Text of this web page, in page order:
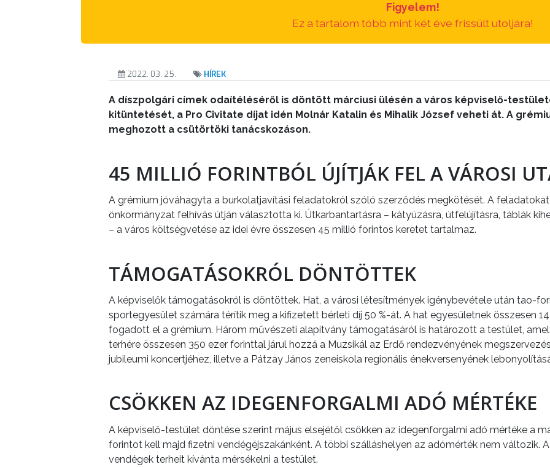
Figyelem!
Ez a tartalom több mint két éve frissült utoljára!
2022. 03. 25. HÍREK
A díszpolgári címek odaítéléséről is döntött márciusi ülésén a város képviselő-
kitüntetését, a Pro Civitate díjat idén Molnár Katalin és Mihalik József veheti át. A
meghozott a csütörtöki tanácskozáson.
45 MILLIÓ FORINTBÓL ÚJÍTJÁK FEL A VÁROSI
A grémium jóváhagyta a burkolatjavítási feladatokról szóló szerződés megkötését. A
önkormányzat felhívás útján választotta ki. Útkarbantartásra – kátyúzásra, útfelújításra, táblák
– a város költségvetése az idei évre összesen 45 millió forintos keretet tartalmaz.
TÁMOGATÁSOKRÓL DÖNTÖTTEK
A képviselők támogatásokról is döntöttek. Hat, a városi létesítmények igénybevétele után tao-
sportegyesület számára térítik meg a kifizetett bérleti díj 50 %-át. A hat egyesületnek összesen
fogadott el a grémium. Három művészeti alapítvány támogatásáról is határozott a testület,
terhére összesen 350 ezer forinttal járul hozzá a Muzsikál az Erdő rendezvényének
jubileumi koncertjéhez, illetve a Pátzay János zeneiskola regionális énekversenyének
CSÖKKEN AZ IDEGENFORGALMI ADÓ MÉRTÉKE
A képviselő-testület döntése szerint május elsejétől csökken az idegenforgalmi adó mértéke a
forintot kell majd fizetni vendégéjszakánként. A többi szálláshelyen az adómérték nem változik.
vendégek terheit kívánta mérsékelni a testület.